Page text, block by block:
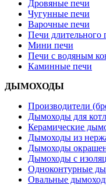
Дровяные печи
Чугунные печи
Варочные печи
Печи длительного
Мини печи
Печи с водяным
Каминные печи
ДЫМОХОДЫ
Производители
Дымоходы для
Керамические
Дымоходы из
Дымоходы
Дымоходы с
Одноконтурные
Овальные